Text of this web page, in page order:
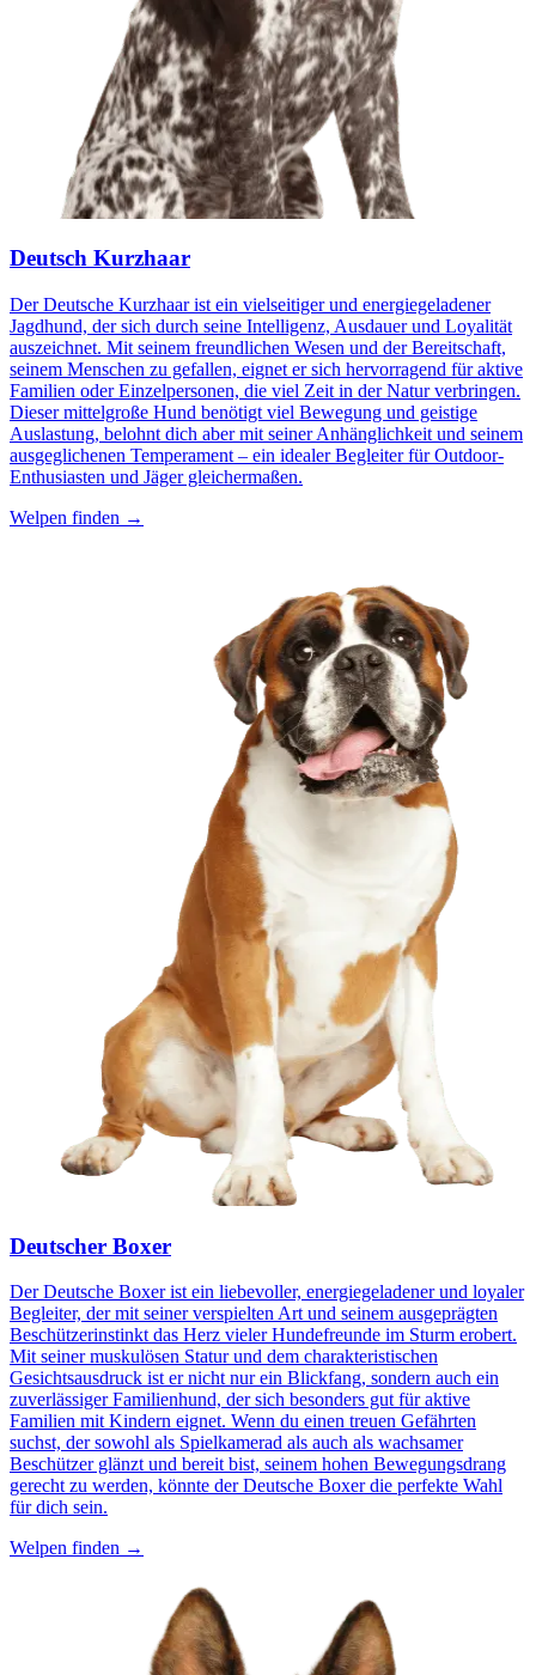
Deutsch Kurzhaar
Der Deutsche Kurzhaar ist ein vielseitiger und energiegeladener
Jagdhund, der sich durch seine Intelligenz, Ausdauer und Loyalität
auszeichnet. Mit seinem freundlichen Wesen und der Bereitschaft,
seinem Menschen zu gefallen, eignet er sich hervorragend für aktive
Familien oder Einzelpersonen, die viel Zeit in der Natur verbringen.
Dieser mittelgroße Hund benötigt viel Bewegung und geistige
Auslastung, belohnt dich aber mit seiner Anhänglichkeit und seinem
ausgeglichenen Temperament – ein idealer Begleiter für Outdoor-
Enthusiasten und Jäger gleichermaßen.
Welpen finden →
Deutscher Boxer
Der Deutsche Boxer ist ein liebevoller, energiegeladener und loyaler
Begleiter, der mit seiner verspielten Art und seinem ausgeprägten
Beschützerinstinkt das Herz vieler Hundefreunde im Sturm erobert.
Mit seiner muskulösen Statur und dem charakteristischen
Gesichtsausdruck ist er nicht nur ein Blickfang, sondern auch ein
zuverlässiger Familienhund, der sich besonders gut für aktive
Familien mit Kindern eignet. Wenn du einen treuen Gefährten
suchst, der sowohl als Spielkamerad als auch als wachsamer
Beschützer glänzt und bereit bist, seinem hohen Bewegungsdrang
gerecht zu werden, könnte der Deutsche Boxer die perfekte Wahl
für dich sein.
Welpen finden →